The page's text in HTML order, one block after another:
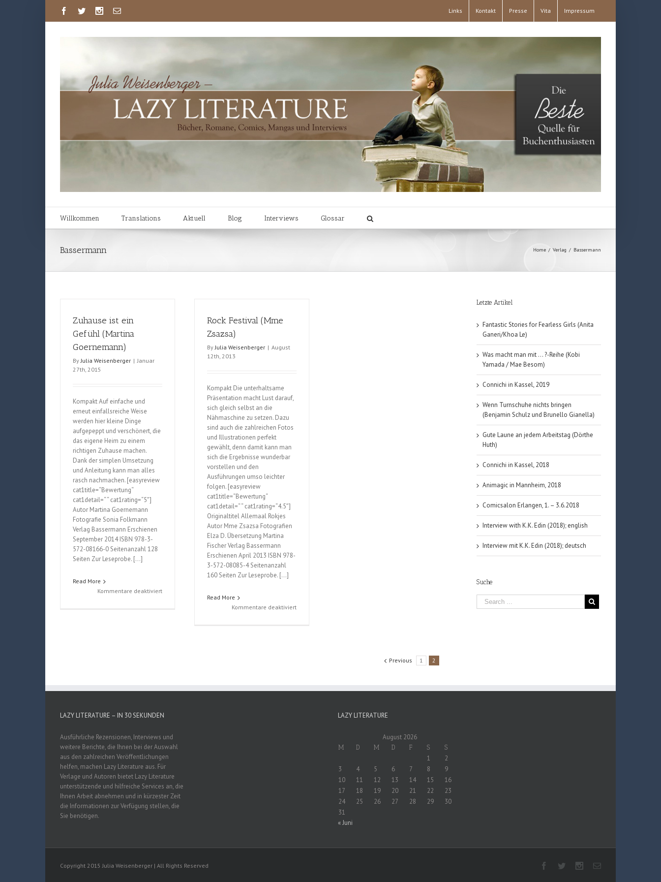
Links Kontakt Presse Vita Impressum
Willkommen Translations Aktuell Blog Interviews Glossar
Bassermann Home / Verlag / Bassermann
Zuhause ist ein
Gefühl (Martina
Goernemann)
By Julia Weisenberger | Januar
27th, 2015
Kompakt Auf einfache und
erneut einfallsreiche Weise
werden hier kleine Dinge
aufgepeppt und verschönert, die
das eigene Heim zu einem
richtigen Zuhause machen.
Dank der simplen Umsetzung
und Anleitung kann man alles
rasch nachmachen. [easyreview
cat1title=“Bewertung“
cat1detail=“ “ cat1rating=“5″]
Autor Martina Goernemann
Fotografie Sonia Folkmann
Verlag Bassermann Erschienen
September 2014 ISBN 978-3-
572-08166-0 Seitenanzahl 128
Seiten Zur Leseprobe. […]
Read More
Kommentare deaktiviertfür
Rock Festival (Mme
Zsazsa)
By Julia Weisenberger | August
12th, 2013
Kompakt Die unterhaltsame
Präsentation macht Lust darauf,
sich gleich selbst an die
Nähmaschine zu setzen. Dazu
sind auch die zahlreichen Fotos
und Illustrationen perfekt
gewählt, denn damit kann man
sich die Ergebnisse wunderbar
vorstellen und den
Ausführungen umso leichter
folgen. [easyreview
cat1title=“Bewertung“
cat1detail=“ “ cat1rating=“4.5″]
Originaltitel Allemaal Rokjes
Autor Mme Zsazsa Fotografien
Elza D. Übersetzung Martina
Fischer Verlag Bassermann
Erschienen April 2013 ISBN 978-
3-572-08085-4 Seitenanzahl
160 Seiten Zur Leseprobe. […]
Read More
Kommentare deaktiviertfür
Previous
1 2
Letzte Artikel
Fantastic Stories for Fearless Girls (Anita
Ganeri/Khoa Le)
Was macht man mit … ?-Reihe (Kobi
Yamada / Mae Besom)
Connichi in Kassel, 2019
Wenn Turnschuhe nichts bringen
(Benjamin Schulz und Brunello Gianella)
Gute Laune an jedem Arbeitstag (Dörthe
Huth)
Connichi in Kassel, 2018
Animagic in Mannheim, 2018
Comicsalon Erlangen, 1. – 3.6.2018
Interview with K.K. Edin (2018); english
Interview mit K.K. Edin (2018); deutsch
Suche
LAZY LITERATURE – IN 30 SEKUNDEN
Ausführliche Rezensionen, Interviews und
weitere Berichte, die Ihnen bei der Auswahl
aus den zahlreichen Veröffentlichungen
helfen, machen Lazy Literature aus. Für
Verlage und Autoren bietet Lazy Literature
unterstützende und hilfreiche Services an, die
Ihnen Arbeit abnehmen und in kürzester Zeit
die Informationen zur Verfügung stellen, die
Sie benötigen.
LAZY LITERATURE
August 2026
M D M D F S S
1
2
3
4 5 6 7 8
9
10
11 12 13 14 15
16
17
18 19 20 21 22
23
24
25 26 27 28 29
30
31
« Juni
Copyright 2015 Julia Weisenberger | All Rights Reserved